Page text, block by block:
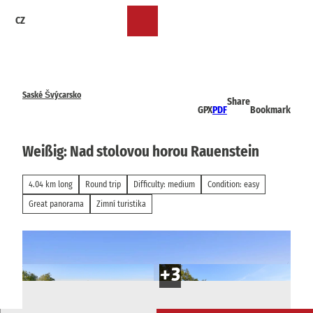
CZ
Saské Švýcarsko
GPXPDF
Share
Bookmark
Weißig: Nad stolovou horou Rauenstein
4.04 km long Round trip Difficulty: medium
Condition: easy
Great panorama
Zimní turistika